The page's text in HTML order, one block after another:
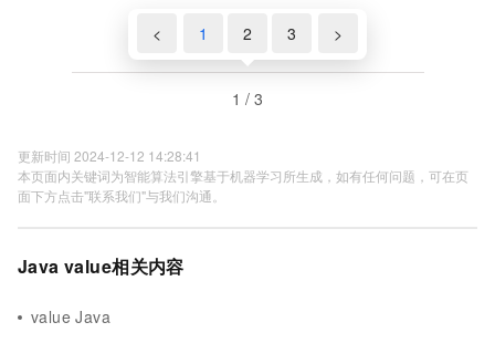
< 1 2 3 >
1 / 3
更新时间 2024-12-12 14:28:41
本页面内关键词为智能算法引擎基于机器学习所生成，如有任何问题，可在页
面下方点击"联系我们"与我们沟通。
Java value相关内容
value Java